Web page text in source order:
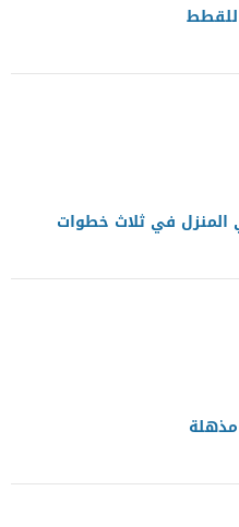
في ثلاث خطوات